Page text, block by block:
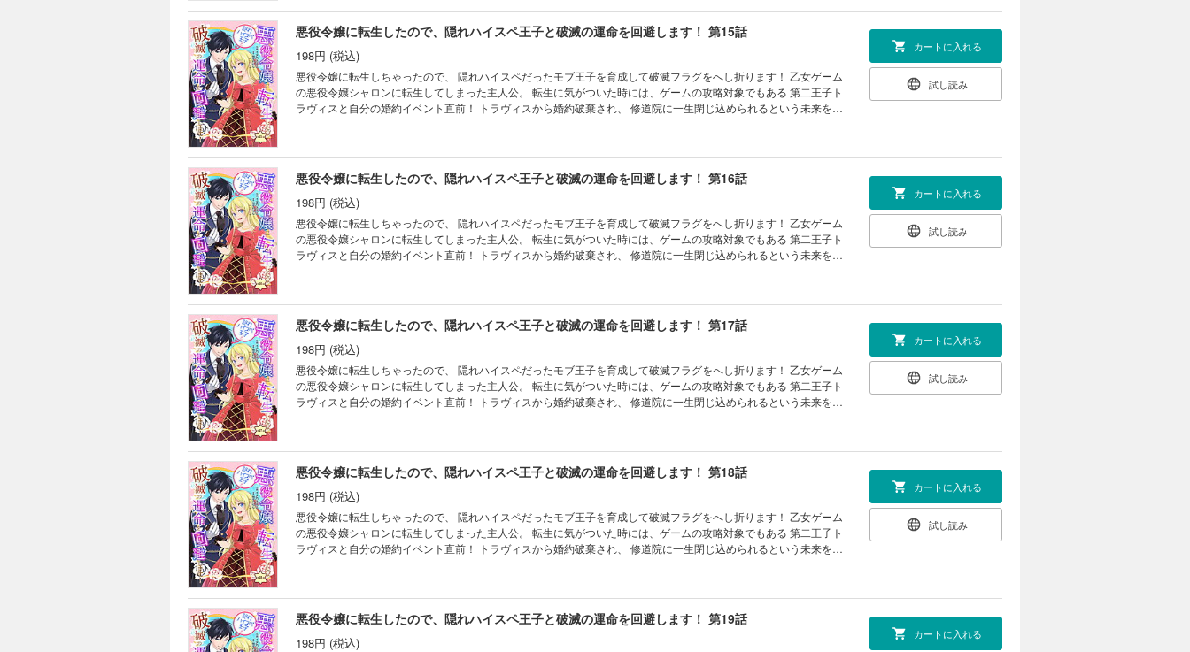
ったフェリクスを変身させていくシャロンだったが、 次第に二人の間に本当の恋と信頼が育まれていって……。
悪役令嬢に転生したので、隠れハイスペ王子と破滅の運命を回避します！ 第15話
198円 (税込)
悪役令嬢に転生しちゃったので、 隠れハイスペだったモブ王子を育成して破滅フラグをへし折ります！ 乙女ゲーム
の悪役令嬢シャロンに転生してしまった主人公。 転生に気がついた時には、ゲームの攻略対象でもある 第二王子ト
ラヴィスと自分の婚約イベント直前！ トラヴィスから婚約破棄され、 修道院に一生閉じ込められるという未来を回
ったフェリクスを変身させていくシャロンだったが、 次第に二人の間に本当の恋と信頼が育まれていって……。
カートに入れる
試し読み
悪役令嬢に転生したので、隠れハイスペ王子と破滅の運命を回避します！ 第16話
198円 (税込)
悪役令嬢に転生しちゃったので、 隠れハイスペだったモブ王子を育成して破滅フラグをへし折ります！ 乙女ゲーム
の悪役令嬢シャロンに転生してしまった主人公。 転生に気がついた時には、ゲームの攻略対象でもある 第二王子ト
ラヴィスと自分の婚約イベント直前！ トラヴィスから婚約破棄され、 修道院に一生閉じ込められるという未来を回
ったフェリクスを変身させていくシャロンだったが、 次第に二人の間に本当の恋と信頼が育まれていって……。
カートに入れる
試し読み
悪役令嬢に転生したので、隠れハイスペ王子と破滅の運命を回避します！ 第17話
198円 (税込)
悪役令嬢に転生しちゃったので、 隠れハイスペだったモブ王子を育成して破滅フラグをへし折ります！ 乙女ゲーム
の悪役令嬢シャロンに転生してしまった主人公。 転生に気がついた時には、ゲームの攻略対象でもある 第二王子ト
ラヴィスと自分の婚約イベント直前！ トラヴィスから婚約破棄され、 修道院に一生閉じ込められるという未来を回
ったフェリクスを変身させていくシャロンだったが、 次第に二人の間に本当の恋と信頼が育まれていって……。
カートに入れる
試し読み
悪役令嬢に転生したので、隠れハイスペ王子と破滅の運命を回避します！ 第18話
198円 (税込)
悪役令嬢に転生しちゃったので、 隠れハイスペだったモブ王子を育成して破滅フラグをへし折ります！ 乙女ゲーム
の悪役令嬢シャロンに転生してしまった主人公。 転生に気がついた時には、ゲームの攻略対象でもある 第二王子ト
ラヴィスと自分の婚約イベント直前！ トラヴィスから婚約破棄され、 修道院に一生閉じ込められるという未来を回
ったフェリクスを変身させていくシャロンだったが、 次第に二人の間に本当の恋と信頼が育まれていって……。
カートに入れる
試し読み
悪役令嬢に転生したので、隠れハイスペ王子と破滅の運命を回避します！ 第19話
198円 (税込)
カートに入れる